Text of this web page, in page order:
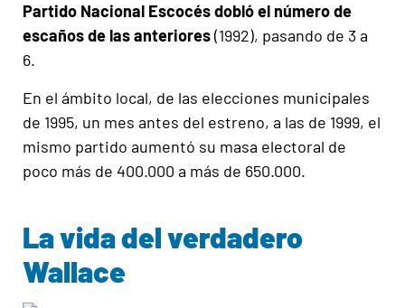
Partido Nacional Escocés dobló el número de
escaños de las anteriores(1992), pasando de 3 a
6.
En el ámbito local, de las elecciones municipales
de 1995, un mes antes del estreno, a las de 1999, el
mismo partido aumentó su masa electoral de
poco más de 400.000 a más de 650.000.
La vida del verdadero
Wallace